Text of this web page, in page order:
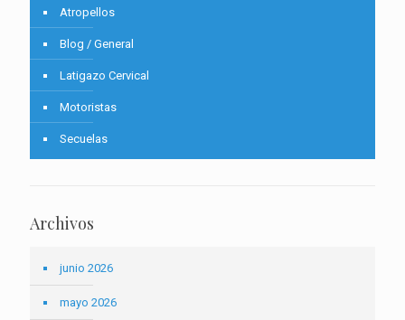
Atropellos
Blog / General
Latigazo Cervical
Motoristas
Secuelas
Archivos
junio 2026
mayo 2026